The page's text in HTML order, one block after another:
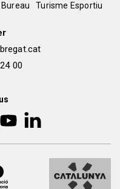
Turisme Esportiu
00